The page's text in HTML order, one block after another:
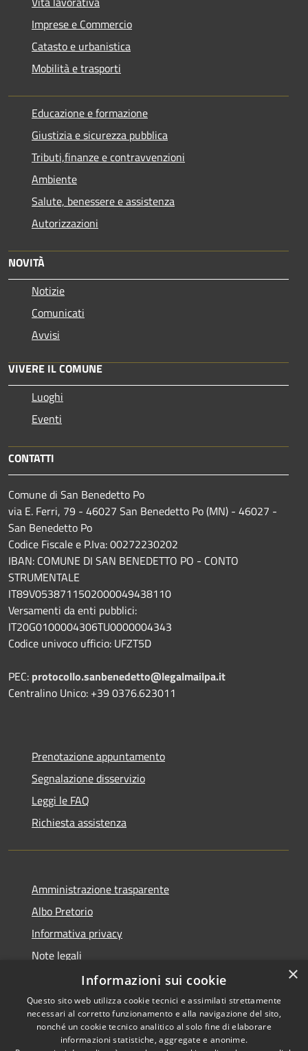
Imprese e Commercio
Catasto e urbanistica
Mobilità e trasporti
Educazione e formazione
Giustizia e sicurezza pubblica
Tributi,finanze e contravvenzioni
Ambiente
Salute, benessere e assistenza
Autorizzazioni
NOVITÀ
Notizie
Comunicati
Avvisi
VIVERE IL COMUNE
Luoghi
Eventi
CONTATTI
Comune di San Benedetto Po
via E. Ferri, 79 - 46027 San Benedetto Po (MN) - 46027 -
San Benedetto Po
Codice Fiscale e P.Iva: 00272230202
IBAN: COMUNE DI SAN BENEDETTO PO - CONTO
STRUMENTALE
IT89V0538711502000049438110
Versamenti da enti pubblici:
IT20G0100004306TU0000004343
Codice univoco ufficio: UFZT5D
PEC: protocollo.sanbenedetto@legalmailpa.it
Centralino Unico: +39 0376.623011
Prenotazione appuntamento
Segnalazione disservizio
Leggi le FAQ
Richiesta assistenza
Amministrazione trasparente
Albo Pretorio
Informativa privacy
Note legali
Dichiarazione di accessibilità
RSS Copyright © 2021 • Città
×
Informazioni sui cookie
Questo sito web utilizza cookie tecnici e assimilati strettamente
necessari al corretto funzionamento e alla navigazione del sito,
nonché un cookie tecnico analitico al solo fine di elaborare
informazioni statistiche, aggregate e anonime.